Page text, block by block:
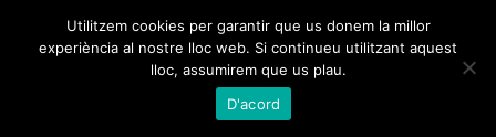
Utilitzem cookies per garantir que us donem la millor
experiència al nostre lloc web. Si continueu utilitzant aquest
lloc, assumirem que us plau.
D'acord